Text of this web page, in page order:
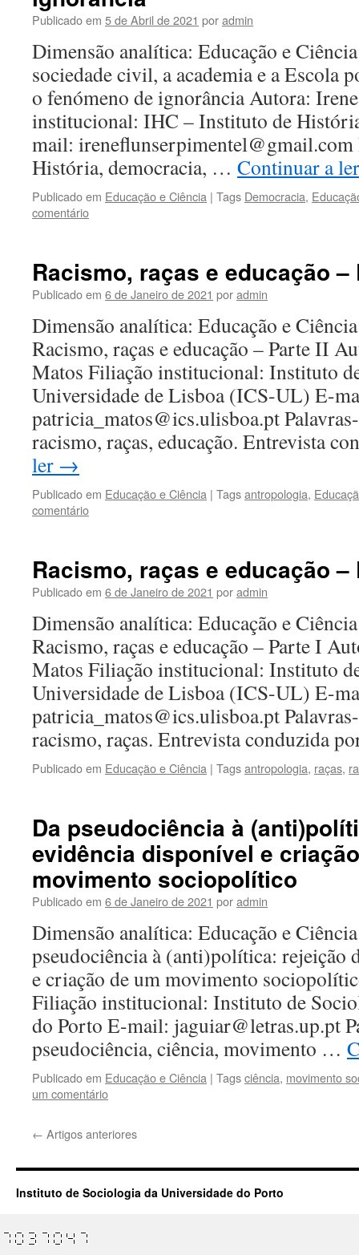
Publicado em 5 de Abril de 2021 poradmin
Dimensão analítica: Educação e
sociedade civil, a academia e a Escola
o fenómeno de ignorância Autora:
institucional: IHC – Instituto de
mail: ireneflunserpimentel@gmail.com
História, democracia, … Continuar a
Publicado em Educação e Ciência | Tags Democracia,
comentário
Racismo, raças e educação –
Publicado em 6 de Janeiro de 2021 poradmin
Dimensão analítica: Educação e
Racismo, raças e educação – Parte II
Matos Filiação institucional: Instituto
Universidade de Lisboa (ICS-UL) E-
patricia_matos@ics.ulisboa.pt
racismo, raças, educação. Entrevista
ler →
Publicado em Educação e Ciência | Tagsantropologia,
comentário
Racismo, raças e educação –
Publicado em 6 de Janeiro de 2021 poradmin
Dimensão analítica: Educação e
Racismo, raças e educação – Parte I
Matos Filiação institucional: Instituto
Universidade de Lisboa (ICS-UL) E-
patricia_matos@ics.ulisboa.pt
racismo, raças. Entrevista conduzida
Publicado em Educação e Ciência | Tagsantropologia, raças,
Da pseudociência à
evidência disponível e
movimento sociopolítico
Publicado em 6 de Janeiro de 2021 poradmin
Dimensão analítica: Educação e
pseudociência à (anti)política: rejeição
e criação de um movimento
Filiação institucional: Instituto de
do Porto E-mail: jaguiar@letras.up.pt
pseudociência, ciência, movimento …
Publicado em Educação e Ciência | Tagsciência, movimento
um comentário
← Artigos anteriores
Instituto de Sociologia da Universidade do Porto